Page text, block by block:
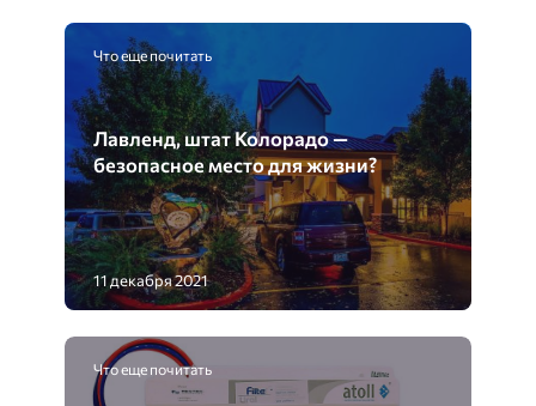
Что еще почитать
Лавленд, штат Колорадо —
безопасное место для жизни?
11 декабря 2021
Что еще почитать